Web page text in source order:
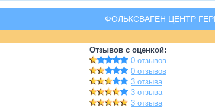
ФОЛЬКСВАГЕН ЦЕНТР
Отзывов с оценкой:
0 отзывов
0 отзывов
3 отзыва
3 отзыва
3 отзыва